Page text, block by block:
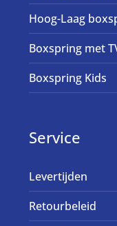
Hoog-Laag
Boxspring met
Boxspring Kids
Service
Levertijden
Retourbeleid